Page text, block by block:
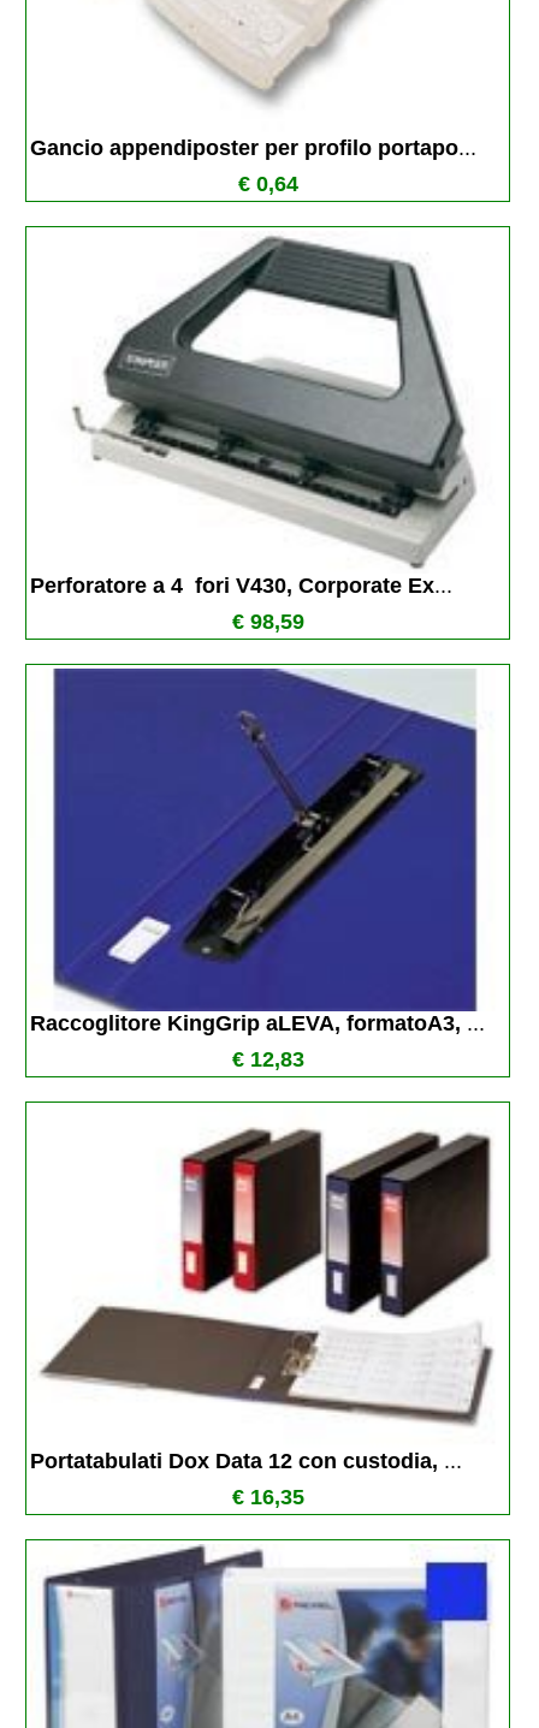
Gancio appendiposter per profilo portapo...
€ 0,64
Perforatore a 4  fori V430, Corporate Ex...
€ 98,59
Raccoglitore KingGrip aLEVA, formatoA3, ...
€ 12,83
Portatabulati Dox Data 12 con custodia, ...
€ 16,35